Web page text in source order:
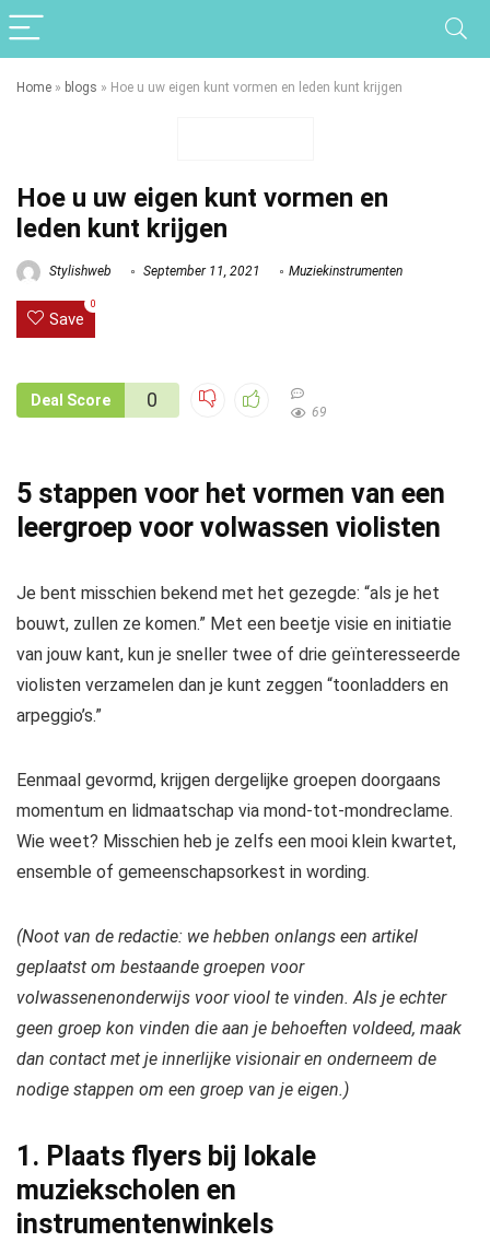
Home » blogs » Hoe u uw eigen kunt vormen en leden kunt krijgen
Hoe u uw eigen kunt vormen en
leden kunt krijgen
Stylishweb September 11, 2021 Muziekinstrumenten
Save
0
Deal Score 0
69
5 stappen voor het vormen van een
leergroep voor volwassen violisten
Je bent misschien bekend met het gezegde: “als je het
bouwt, zullen ze komen.” Met een beetje visie en initiatie
van jouw kant, kun je sneller twee of drie geïnteresseerde
violisten verzamelen dan je kunt zeggen “toonladders en
arpeggio’s.”
Eenmaal gevormd, krijgen dergelijke groepen doorgaans
momentum en lidmaatschap via mond-tot-mondreclame.
Wie weet? Misschien heb je zelfs een mooi klein kwartet,
ensemble of gemeenschapsorkest in wording.
(Noot van de redactie: we hebben onlangs een artikel
geplaatst om bestaande groepen voor
volwassenenonderwijs voor viool te vinden. Als je echter
geen groep kon vinden die aan je behoeften voldeed, maak
dan contact met je innerlijke visionair en onderneem de
nodige stappen om een ​​groep van je eigen.)
1. Plaats flyers bij lokale
muziekscholen en
instrumentenwinkels